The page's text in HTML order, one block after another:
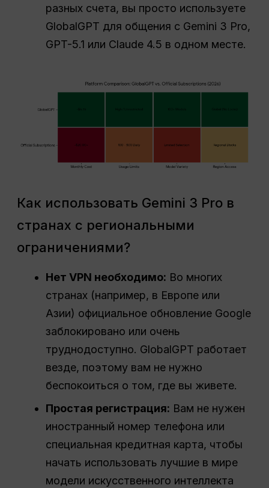
разных счета, вы просто используете
GlobalGPT для общения с Gemini 3 Pro,
GPT-5.1 или Claude 4.5 в одном месте.
Как использовать Gemini 3 Pro в
странах с региональными
ограничениями?
НетVPN необходимо: Во многих
странах (например, в Европе или
Азии) официальное обновление Google
заблокировано или очень
труднодоступно. GlobalGPT работает
везде, поэтому вам не нужно
беспокоиться о том, где вы живете.
Простая регистрация: Вам не нужен
иностранный номер телефона или
специальная кредитная карта, чтобы
начать использовать лучшие в мире
модели искусственного интеллекта